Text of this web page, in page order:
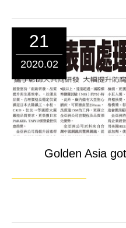
21
2020.02
Golden Asia